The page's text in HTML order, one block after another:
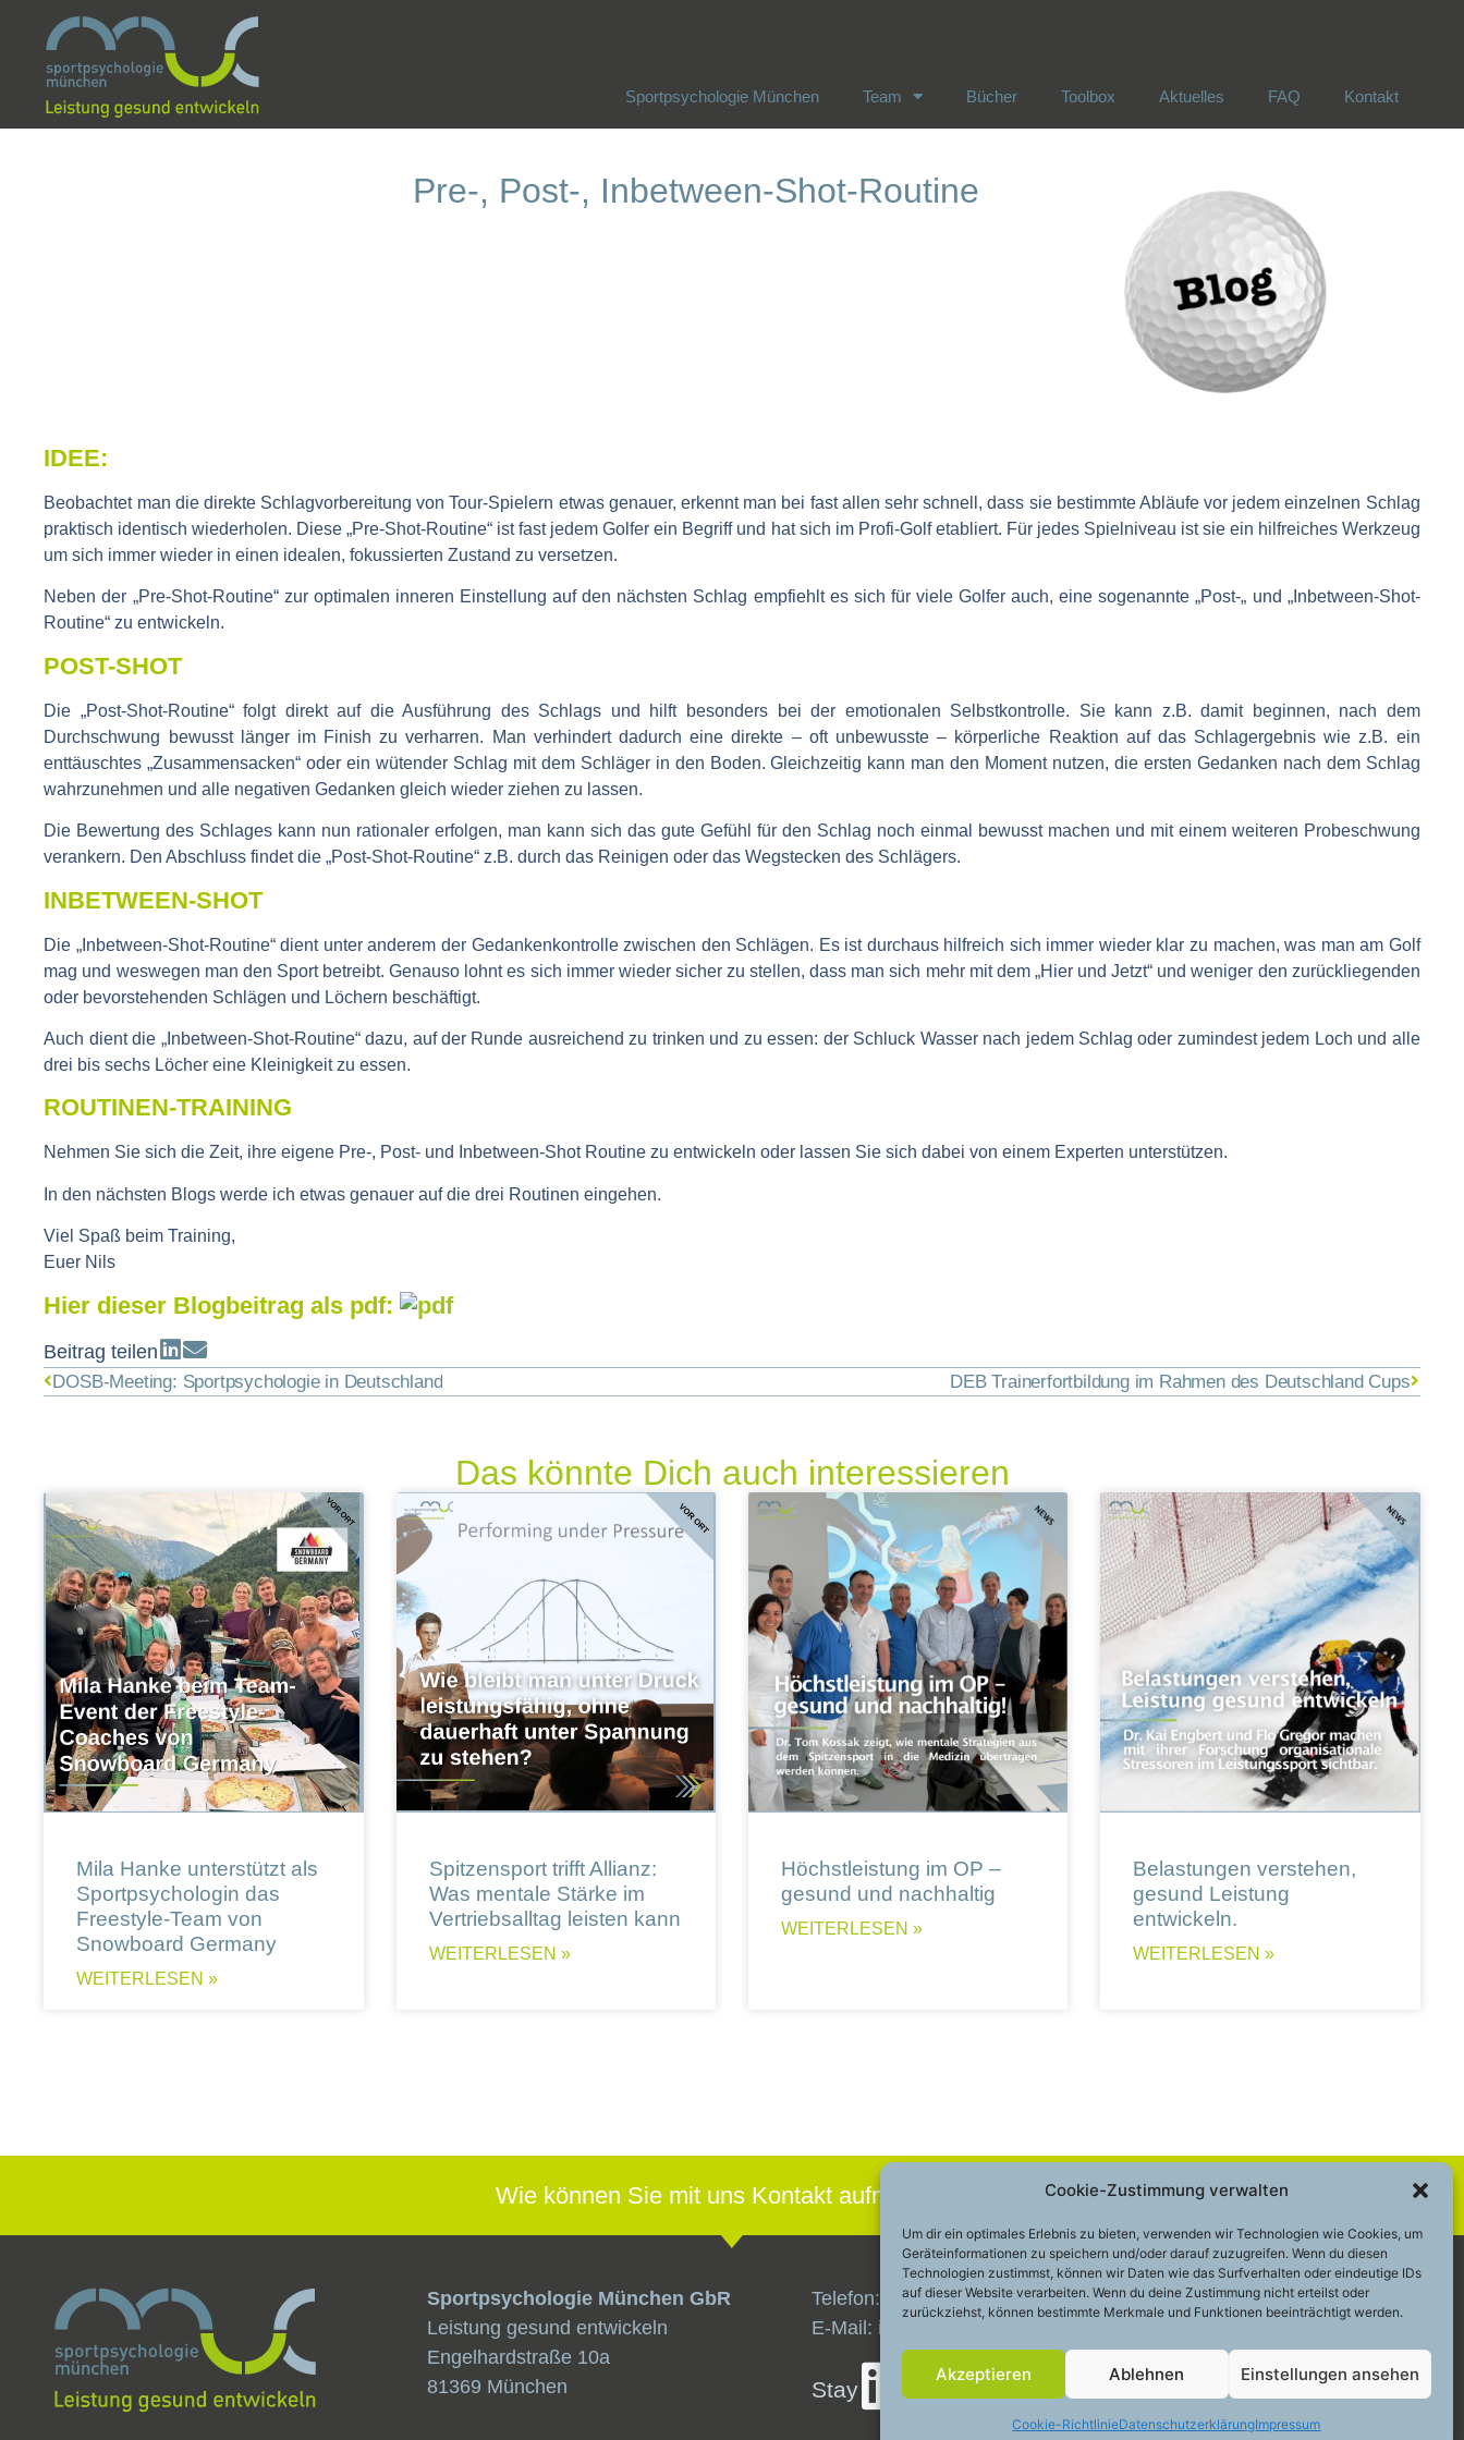
Cookie-Zustimmung verwalten
Um dir ein optimales Erlebnis zu bieten, verwenden wir Technologien wie Cookies, um
Geräteinformationen zu speichern und/oder darauf zuzugreifen. Wenn du diesen
Technologien zustimmst, können wir Daten wie das Surfverhalten oder eindeutige IDs
auf dieser Website verarbeiten. Wenn du deine Zustimmung nicht erteilst oder
zurückziehst, können bestimmte Merkmale und Funktionen beeinträchtigt werden.
Akzeptieren Ablehnen Einstellungen ansehen
Cookie-RichtlinieDatenschutzerklärungImpressum
Sportpsychologie München Team Bücher Toolbox Aktuelles FAQ Kontakt
Pre-, Post-, Inbetween-Shot-Routine
IDEE:
Beobachtet man die direkte Schlagvorbereitung von Tour-Spielern etwas genauer, erkennt man bei fast allen sehr schnell, dass sie bestimmte Abläufe vor jedem einzelnen Schlag
praktisch identisch wiederholen. Diese „Pre-Shot-Routine“ ist fast jedem Golfer ein Begriff und hat sich im Profi-Golf etabliert. Für jedes Spielniveau ist sie ein hilfreiches Werkzeug
um sich immer wieder in einen idealen, fokussierten Zustand zu versetzen.
Neben der „Pre-Shot-Routine“ zur optimalen inneren Einstellung auf den nächsten Schlag empfiehlt es sich für viele Golfer auch, eine sogenannte „Post-„ und „Inbetween-Shot-
Routine“ zu entwickeln.
POST-SHOT
Die „Post-Shot-Routine“ folgt direkt auf die Ausführung des Schlags und hilft besonders bei der emotionalen Selbstkontrolle. Sie kann z.B. damit beginnen, nach dem
Durchschwung bewusst länger im Finish zu verharren. Man verhindert dadurch eine direkte – oft unbewusste – körperliche Reaktion auf das Schlagergebnis wie z.B. ein
enttäuschtes „Zusammensacken“ oder ein wütender Schlag mit dem Schläger in den Boden. Gleichzeitig kann man den Moment nutzen, die ersten Gedanken nach dem Schlag
wahrzunehmen und alle negativen Gedanken gleich wieder ziehen zu lassen.
Die Bewertung des Schlages kann nun rationaler erfolgen, man kann sich das gute Gefühl für den Schlag noch einmal bewusst machen und mit einem weiteren Probeschwung
verankern. Den Abschluss findet die „Post-Shot-Routine“ z.B. durch das Reinigen oder das Wegstecken des Schlägers.
INBETWEEN-SHOT
Die „Inbetween-Shot-Routine“ dient unter anderem der Gedankenkontrolle zwischen den Schlägen. Es ist durchaus hilfreich sich immer wieder klar zu machen, was man am Golf
mag und weswegen man den Sport betreibt. Genauso lohnt es sich immer wieder sicher zu stellen, dass man sich mehr mit dem „Hier und Jetzt“ und weniger den zurückliegenden
oder bevorstehenden Schlägen und Löchern beschäftigt.
Auch dient die „Inbetween-Shot-Routine“ dazu, auf der Runde ausreichend zu trinken und zu essen: der Schluck Wasser nach jedem Schlag oder zumindest jedem Loch und alle
drei bis sechs Löcher eine Kleinigkeit zu essen.
ROUTINEN-TRAINING
Nehmen Sie sich die Zeit, ihre eigene Pre-, Post- und Inbetween-Shot Routine zu entwickeln oder lassen Sie sich dabei von einem Experten unterstützen.
In den nächsten Blogs werde ich etwas genauer auf die drei Routinen eingehen.
Viel Spaß beim Training,
Euer Nils
Hier dieser Blogbeitrag als pdf:
Beitrag teilen
DOSB-Meeting: Sportpsychologie in Deutschland DEB Trainerfortbildung im Rahmen des Deutschland Cups
Das könnte Dich auch interessieren
Mila Hanke unterstützt als
Sportpsychologin das
Freestyle-Team von
Snowboard Germany
WEITERLESEN »
Spitzensport trifft Allianz:
Was mentale Stärke im
Vertriebsalltag leisten kann
WEITERLESEN »
Höchstleistung im OP –
gesund und nachhaltig
WEITERLESEN »
Belastungen verstehen,
gesund Leistung
entwickeln.
WEITERLESEN »
Wie können Sie mit uns Kontakt aufnehmen?
Sportpsychologie München GbR
Leistung gesund entwickeln
Engelhardstraße 10a
81369 München
Telefon:
+49 (0)89 – 200 49 2 48
E-Mail: info@sportpsychologie-muc.de
Stay touch
Cookie-Richtlinie (EU)
Datenschutzerklärung
Impressum